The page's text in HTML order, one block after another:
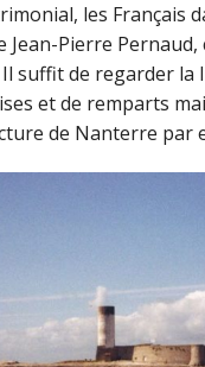
les Français
Jean-Pierre Pernaud,
suffit de regarder la
et de remparts
de Nanterre par